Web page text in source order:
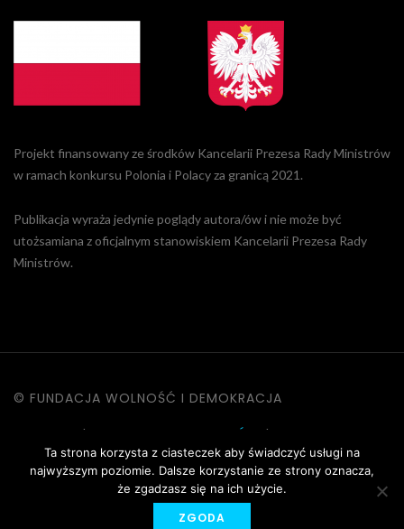
Projekt finansowany ze środków Kancelarii Prezesa Rady Ministrów
w ramach konkursu Polonia i Polacy za granicą 2021.
Publikacja wyraża jedynie poglądy autora/ów i nie może być
utożsamiana z oficjalnym stanowiskiem Kancelarii Prezesa Rady
Ministrów.
© FUNDACJA WOLNOŚĆ I DEMOKRACJA
| POLITYKA PRYWATNOŚCI |
REGULAMIN STRONY
Ta strona korzysta z ciasteczek aby świadczyć usługi na
najwyższym poziomie. Dalsze korzystanie ze strony oznacza,
że zgadzasz się na ich użycie.
ZGODA